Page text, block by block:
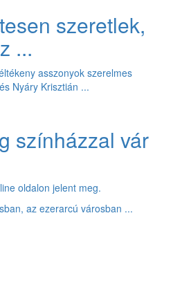
szeretlek,
...
asszonyok szerelmes
Nyáry Krisztián ...
színházzal vár
oldalon jelent meg.
az ezerarcú városban ...